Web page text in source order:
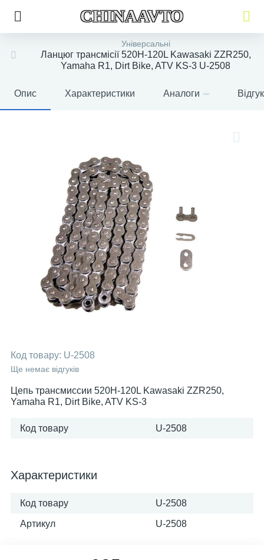
CHINAAVTO
Універсальні
Ланцюг трансмісії 520H-120L Kawasaki ZZR250,
Yamaha R1, Dirt Bike, ATV KS-3 U-2508
Опис Характеристики Аналоги
Код товару: U-2508
Ще немає відгуків
Цепь трансмиссии 520H-120L Kawasaki ZZR250,
Yamaha R1, Dirt Bike, ATV KS-3
Код товару U-2508
Характеристики
Код товару U-2508
Артикул U-2508